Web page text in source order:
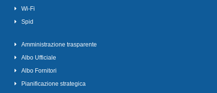
Wi-Fi
Spid
Amministrazione trasparente
Albo Ufficiale
Albo Fornitori
Pianificazione strategica